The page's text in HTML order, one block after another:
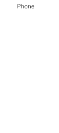
Phone